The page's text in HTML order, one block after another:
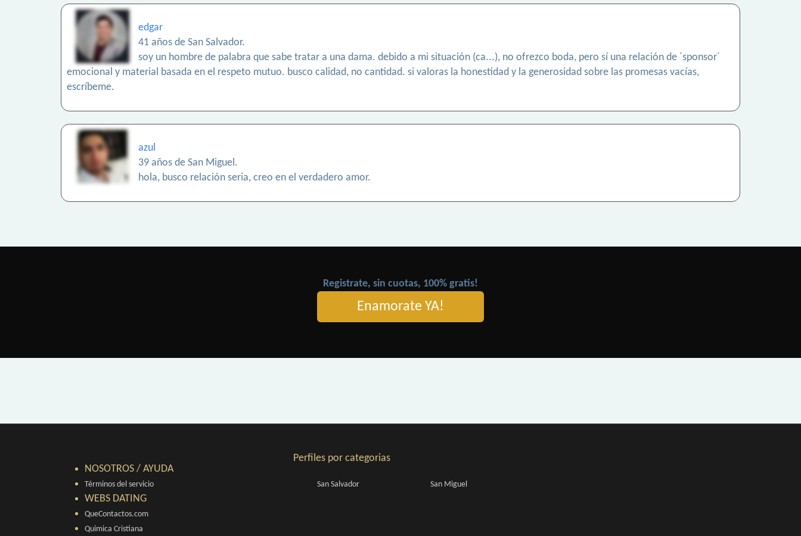
edgar
41 años de San Salvador.
soy un hombre de palabra que sabe tratar a una dama. debido a mi situación (ca...), no ofrezco boda, pero sí una relación de ´sponsor´
emocional y material basada en el respeto mutuo. busco calidad, no cantidad. si valoras la honestidad y la generosidad sobre las promesas vacías,
escríbeme.
azul
39 años de San Miguel.
hola, busco relación seria, creo en el verdadero amor.
Registrate, sin cuotas, 100% gratis!
Enamorate YA!
NOSOTROS / AYUDA
Términos del servicio
WEBS DATING
QueContactos.com
Quimica Cristiana
Perfiles por categorias
San Salvador San Miguel